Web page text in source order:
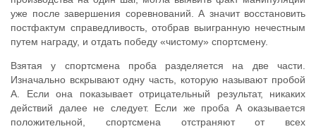
уже после завершения соревнований. А значит восстановить
постфактум справедливость, отобрав выигранную нечестным
путем награду, и отдать победу «чистому» спортсмену.
Взятая у спортсмена проба разделяется на две части.
Изначально вскрывают одну часть, которую называют пробой
А. Если она показывает отрицательный результат, никаких
действий далее не следует. Если же проба А оказывается
положительной, спортсмена отстраняют от всех